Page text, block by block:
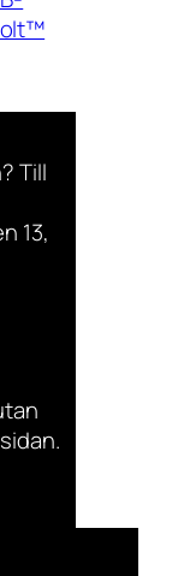
Till
13,